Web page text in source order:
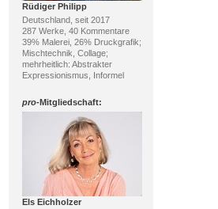
Rüdiger Philipp
Deutschland, seit 2017
287 Werke, 40 Kommentare
39% Malerei, 26% Druckgrafik;
Mischtechnik, Collage;
mehrheitlich: Abstrakter
Expressionismus, Informel
pro-Mitgliedschaft:
Els Eichholzer